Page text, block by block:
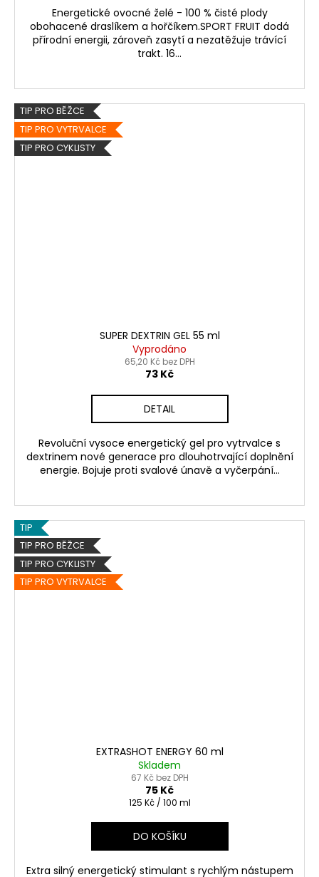
Energetické ovocné želé - 100 % čisté plody
obohacené draslíkem a hořčíkem.SPORT FRUIT dodá
přírodní energii, zároveň zasytí a nezatěžuje trávící
trakt. 16...
TIP PRO BĚŽCE
TIP PRO VYTRVALCE
TIP PRO CYKLISTY
SUPER DEXTRIN GEL 55 ml
Vyprodáno
65,20 Kč bez DPH
73 Kč
DETAIL
Revoluční vysoce energetický gel pro vytrvalce s
dextrinem nové generace pro dlouhotrvající doplnění
energie. Bojuje proti svalové únavě a vyčerpání...
TIP
TIP PRO BĚŽCE
TIP PRO CYKLISTY
TIP PRO VYTRVALCE
EXTRASHOT ENERGY 60 ml
Skladem
67 Kč bez DPH
75 Kč
Měrná
125 Kč / 100 ml
DO KOŠÍKU
Extra silný energetický stimulant s rychlým nástupem